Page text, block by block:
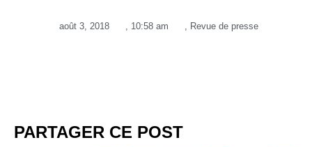
août 3, 2018 10:58 am Revue de presse
PARTAGER CE POST